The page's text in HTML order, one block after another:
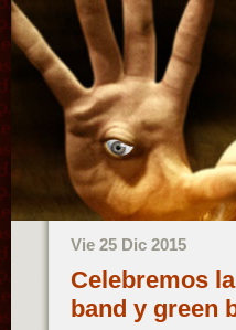
Vie 25 Dic 2015
Celebremos
band y green